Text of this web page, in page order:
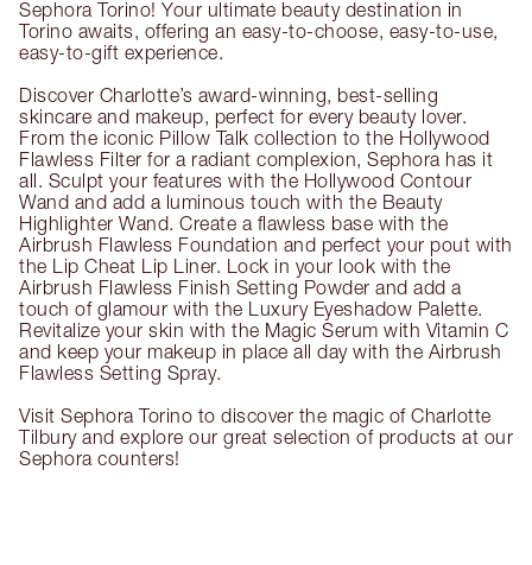
Sephora Torino! Your ultimate beauty destination in
Torino awaits, offering an easy-to-choose, easy-to-use,
easy-to-gift experience.
Discover Charlotte’s award-winning, best-selling
skincare and makeup, perfect for every beauty lover.
From the iconic Pillow Talk collection to the Hollywood
Flawless Filter for a radiant complexion, Sephora has it
all. Sculpt your features with the Hollywood Contour
Wand and add a luminous touch with the Beauty
Highlighter Wand. Create a flawless base with the
Airbrush Flawless Foundation and perfect your pout with
the Lip Cheat Lip Liner. Lock in your look with the
Airbrush Flawless Finish Setting Powder and add a
touch of glamour with the Luxury Eyeshadow Palette.
Revitalize your skin with the Magic Serum with Vitamin C
and keep your makeup in place all day with the Airbrush
Flawless Setting Spray.
Visit Sephora Torino to discover the magic of Charlotte
Tilbury and explore our great selection of products at our
Sephora counters!